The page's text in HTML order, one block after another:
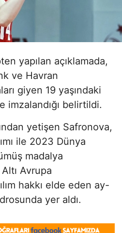
yapılan açıklamada,
ve Havran
giyen 19 yaşındaki
imzalandığı belirtildi.
yetişen Safronova,
ile 2023 Dünya
madalya
Avrupa
hakkı elde eden ay-
yer aldı.